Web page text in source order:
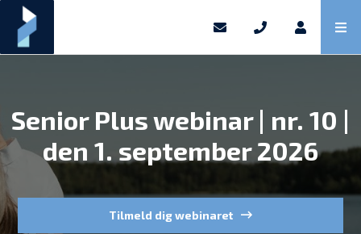
Senior Plus webinar | nr. 10 |
den 1. september 2026
Tilmeld dig webinaret